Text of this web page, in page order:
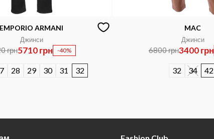
EMPORIO ARMANI
Джинси
грн5710 грн -40%
28 29 30 31 32
MAC
Джинси
6800 грн3400 грн
32 34 42